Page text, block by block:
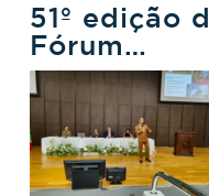
51º edição
Fórum
Nacional
Juizados
Especiais